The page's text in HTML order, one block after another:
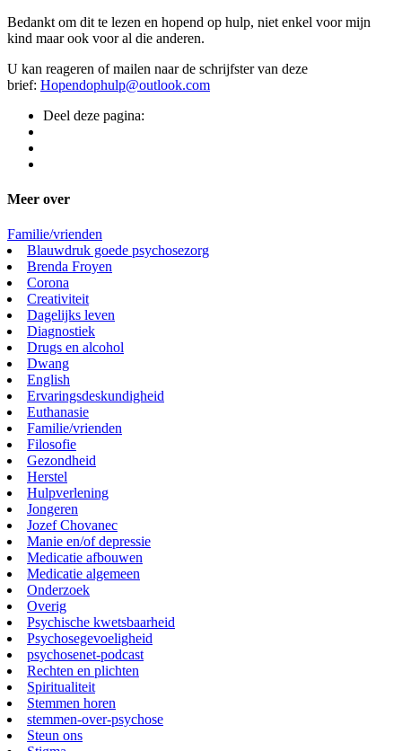
Bedankt om dit te lezen en hopend op hulp, niet enkel voor mijn
kind maar ook voor al die anderen.
U kan reageren of mailen naar de schrijfster van deze
brief: Hopendophulp@outlook.com
Deel deze pagina:
Meer over
Familie/vrienden
Blauwdruk goede psychosezorg
Brenda Froyen
Corona
Creativiteit
Dagelijks leven
Diagnostiek
Drugs en alcohol
Dwang
English
Ervaringsdeskundigheid
Euthanasie
Familie/vrienden
Filosofie
Gezondheid
Herstel
Hulpverlening
Jongeren
Jozef Chovanec
Manie en/of depressie
Medicatie afbouwen
Medicatie algemeen
Onderzoek
Overig
Psychische kwetsbaarheid
Psychosegevoeligheid
psychosenet-podcast
Rechten en plichten
Spiritualiteit
Stemmen horen
stemmen-over-psychose
Steun ons